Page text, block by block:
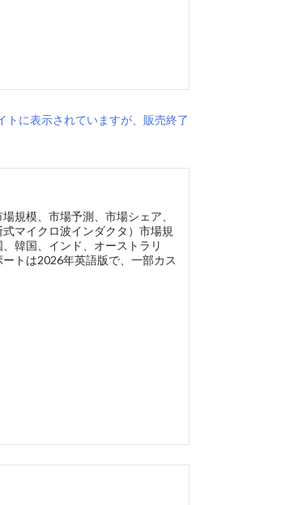
に表示されていますが、販売終了
規模、市場予測、市場シェア、
マイクロ波インダクタ）市場規
韓国、インド、オーストラリ
トは2026年英語版で、一部カス